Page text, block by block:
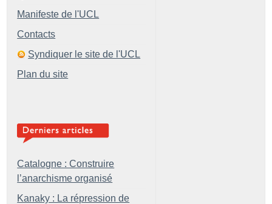
Manifeste de l'UCL
Contacts
Syndiquer le site de l'UCL
Plan du site
Catalogne : Construire
l’anarchisme organisé
Kanaky : La répression de